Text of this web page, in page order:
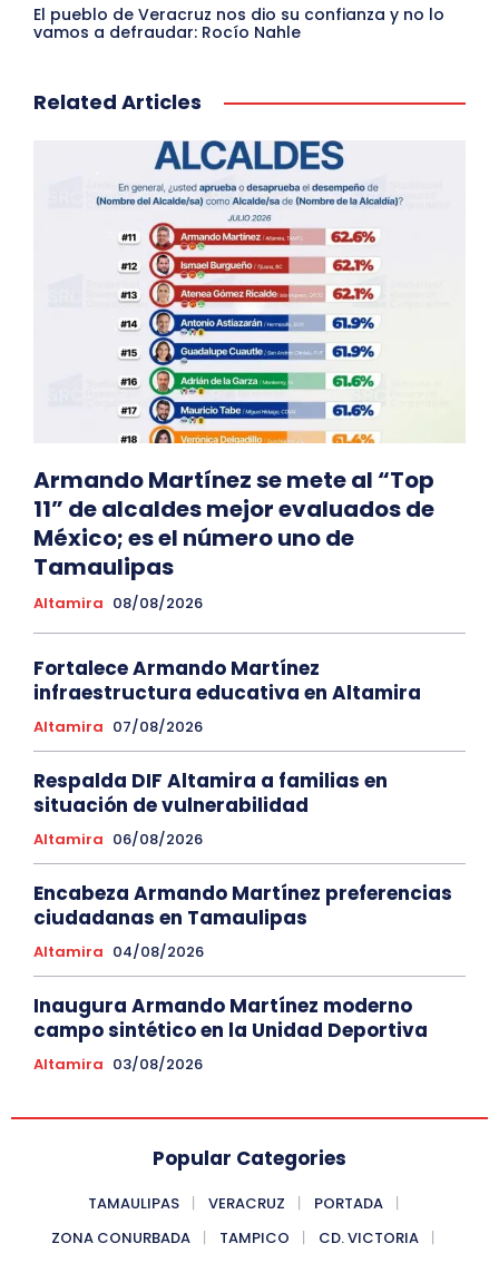
El pueblo de Veracruz nos dio su confianza y no lo
vamos a defraudar: Rocío Nahle
Related Articles
Armando Martínez se mete al “Top
11” de alcaldes mejor evaluados de
México; es el número uno de
Tamaulipas
Altamira 08/08/2026
Fortalece Armando Martínez
infraestructura educativa en Altamira
Altamira 07/08/2026
Respalda DIF Altamira a familias en
situación de vulnerabilidad
Altamira 06/08/2026
Encabeza Armando Martínez preferencias
ciudadanas en Tamaulipas
Altamira 04/08/2026
Inaugura Armando Martínez moderno
campo sintético en la Unidad Deportiva
Altamira 03/08/2026
Popular Categories
TAMAULIPAS VERACRUZ
PORTADA
ZONA CONURBADA
TAMPICO
CD. VICTORIA